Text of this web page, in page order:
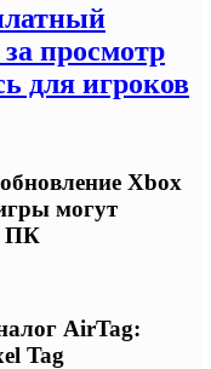
просмотр
для игроков
Xbox
могут
ПК
AirTag:
Tag